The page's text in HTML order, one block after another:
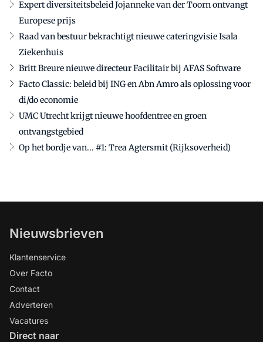
Expert diversiteitsbeleid Jojanneke van der Toorn ontvangt
Europese prijs
Raad van bestuur bekrachtigt nieuwe cateringvisie Isala
Ziekenhuis
Britt Breure nieuwe directeur Facilitair bij AFAS Software
Facto Classic: beleid bij ING en Abn Amro als oplossing voor
di/do economie
UMC Utrecht krijgt nieuwe hoofdentree en groen
ontvangstgebied
Op het bordje van... #1: Trea Agtersmit (Rijksoverheid)
Nieuwsbrieven
Klantenservice
Over Facto
Contact
Adverteren
Vacatures
Direct naar